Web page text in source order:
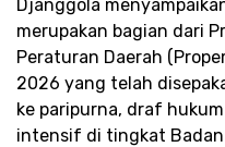
Djanggola
merupakan bagian dari
Peraturan Daerah
2026 yang telah
ke paripurna, draf
intensif di tingkat